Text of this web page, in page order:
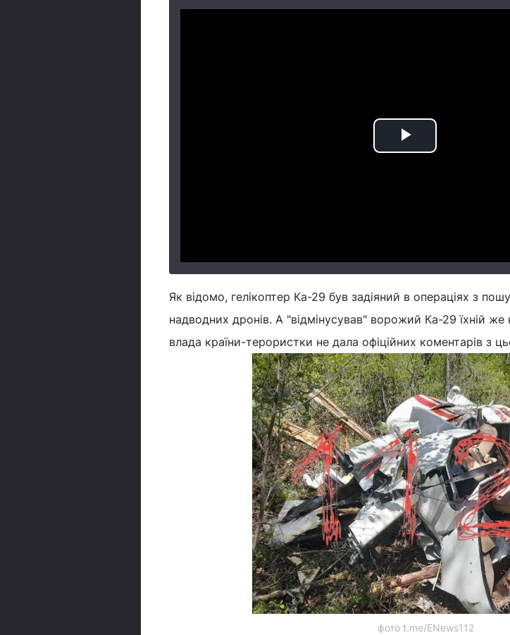
Play
Як відомо, гелікоптер Ка-29 був задіяний в операціях з
надводних дронів. А "відмінусував" ворожий Ка-29 їхній
влада країни-терористки не дала офіційних коментарів з
фото t.me/ENews112